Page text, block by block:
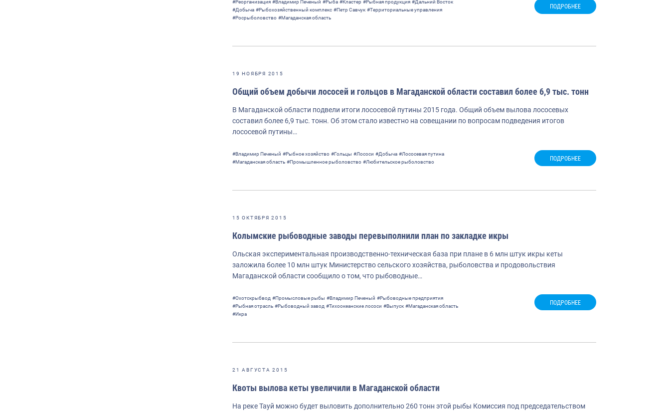
#Реорганизация #Владимир Печеный #Рыба #Кластер #Рыбная продукция #Дальний Восток
#Добыча #Рыбохозяйственный комплекс #Петр Савчук #Территориальные управления
#Росрыболовство #Магаданская область
ПОДРОБНЕЕ
19 НОЯБРЯ 2015
Общий объем добычи лососей и гольцов в Магаданской области составил более 6,9 тыс. тонн
В Магаданской области подвели итоги лососевой путины 2015 года. Общий объем вылова лососевых
составил более 6,9 тыс. тонн. Об этом стало известно на совещании по вопросам подведения итогов
лососевой путины…
#Владимир Печеный #Рыбное хозяйство #Гольцы #Лососи #Добыча #Лососевая путина
#Магаданская область #Промышленное рыболовство #Любительское рыболовство ПОДРОБНЕЕ
15 ОКТЯБРЯ 2015
Колымские рыбоводные заводы перевыполнили план по закладке икры
Ольская экспериментальная производственно-техническая база при плане в 6 млн штук икры кеты
заложила более 10 млн штук Министерство сельского хозяйства, рыболовства и продовольствия
Магаданской области сообщило о том, что рыбоводные…
#Охотскрыбвод #Промысловые рыбы #Владимир Печеный #Рыбоводные предприятия
#Рыбная отрасль #Рыбоводный завод #Тихоокеанские лососи #Выпуск #Магаданская область
#Икра
ПОДРОБНЕЕ
21 АВГУСТА 2015
Квоты вылова кеты увеличили в Магаданской области
На реке Тауй можно будет выловить дополнительно 260 тонн этой рыбы Комиссия под председательством